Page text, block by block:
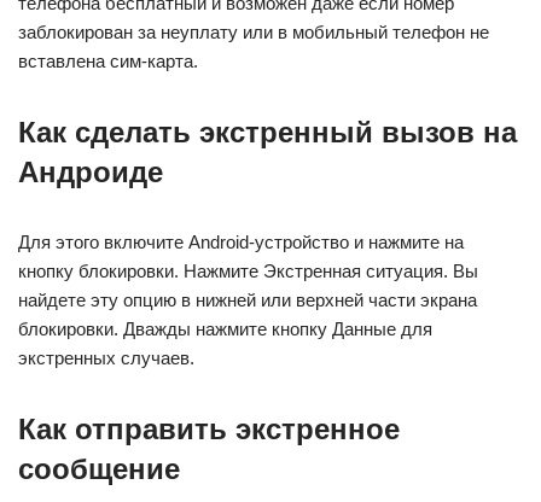
заблокирован за неуплату или в мобильный телефон не
вставлена сим-карта.
Как сделать экстренный вызов на
Андроиде
Для этого включите Android-устройство и нажмите на
кнопку блокировки. Нажмите Экстренная ситуация. Вы
найдете эту опцию в нижней или верхней части экрана
блокировки. Дважды нажмите кнопку Данные для
экстренных случаев.
Как отправить экстренное
сообщение